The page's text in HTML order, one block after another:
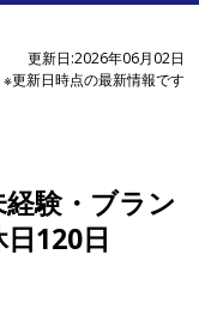
更新日:2026年06月02日
※更新日時点の最新情報です
経験・ブラン
120日